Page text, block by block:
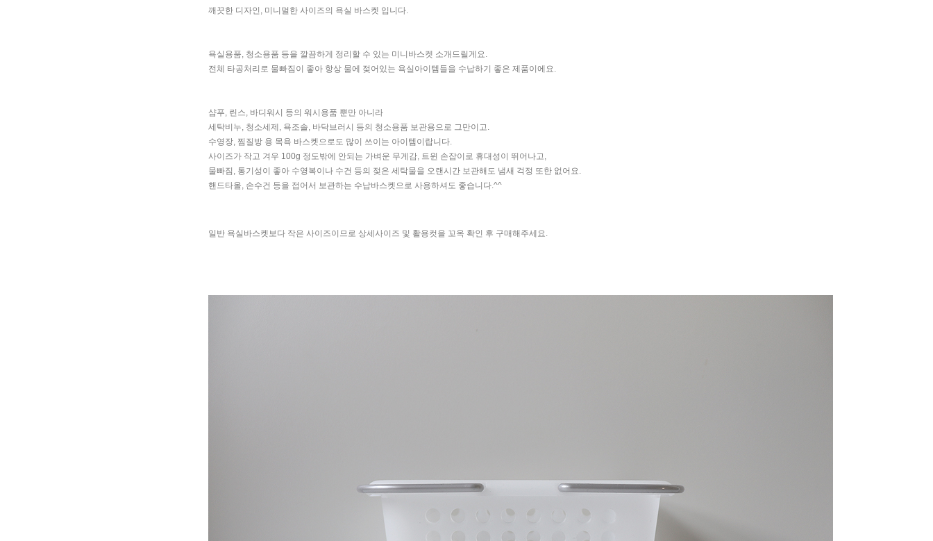
깨끗한 디자인, 미니멀한 사이즈의 욕실 바스켓 입니다.
욕실용품, 청소용품 등을 깔끔하게 정리할 수 있는 미니바스켓 소개드릴게요.
전체 타공처리로 물빠짐이 좋아 항상 물에 젖어있는 욕실아이템들을 수납하기 좋은 제품이에요.
샴푸, 린스, 바디워시 등의 워시용품 뿐만 아니라
세탁비누, 청소세제, 욕조솔, 바닥브러시 등의 청소용품 보관용으로 그만이고.
수영장, 찜질방 용 목욕 바스켓으로도 많이 쓰이는 아이템이랍니다.
사이즈가 작고 겨우 100g 정도밖에 안되는 가벼운 무게감, 트윈 손잡이로 휴대성이 뛰어나고,
물빠짐, 통기성이 좋아 수영복이나 수건 등의 젖은 세탁물을 오랜시간 보관해도 냄새 걱정 또한 없어요.
핸드타올, 손수건 등을 접어서 보관하는 수납바스켓으로 사용하셔도 좋습니다.^^
일반 욕실바스켓보다 작은 사이즈이므로 상세사이즈 및 활용컷을 꼬옥 확인 후 구매해주세요.